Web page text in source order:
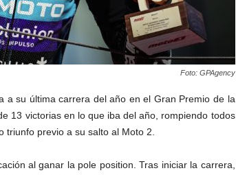
Foto: GPAgency
a su última carrera del año en el Gran Premio de la
13 victorias en lo que iba del año, rompiendo todos
previo a su salto al Moto 2.
al ganar la pole position. Tras iniciar la carrera,